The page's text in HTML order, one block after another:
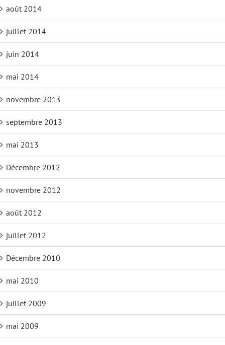
août 2014
juillet 2014
juin 2014
mai 2014
novembre 2013
septembre 2013
mai 2013
Décembre 2012
novembre 2012
août 2012
juillet 2012
Décembre 2010
mai 2010
juillet 2009
mai 2009